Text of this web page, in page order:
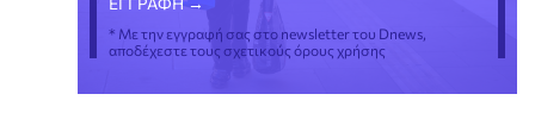
* Με την εγγραφή σας στο newsletter του Dnews,
αποδέχεστε τους σχετικούς όρους χρήσης